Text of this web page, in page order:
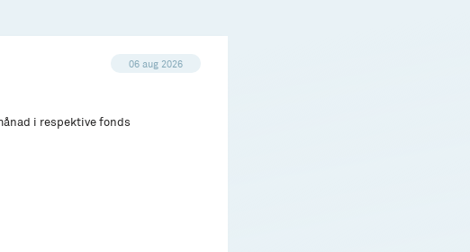
06 aug 2026
i respektive fonds